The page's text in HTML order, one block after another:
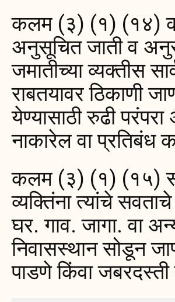
कलम (३) (१) (१४)
अनुसूचित जाती व
जमातीच्या व्यक्तीस
राबतयावर ठिकाणी
येण्यासाठी रुढी
नाकारेल वा प्रतिबंध
कलम (३) (१) (१५)
व्यक्तिंना त्यांचे सवताचे
घर. गाव. जागा. वा
निवासस्थान सोडून
पाडणे किंवा